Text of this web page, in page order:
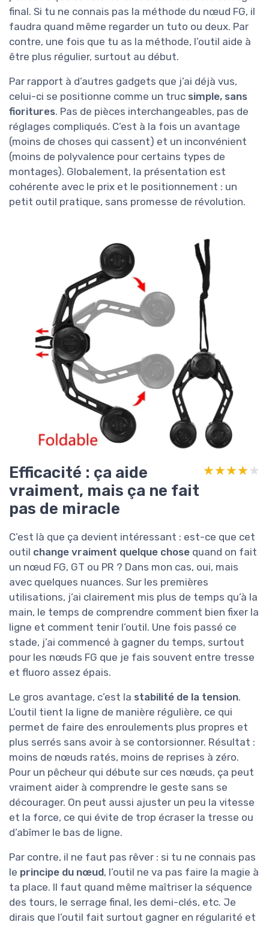
final. Si tu ne connais pas la méthode du nœud FG, il
faudra quand même regarder un tuto ou deux. Par
contre, une fois que tu as la méthode, l’outil aide à
être plus régulier, surtout au début.
Par rapport à d’autres gadgets que j’ai déjà vus,
celui-ci se positionne comme un truc simple, sans
fioritures. Pas de pièces interchangeables, pas de
réglages compliqués. C’est à la fois un avantage
(moins de choses qui cassent) et un inconvénient
(moins de polyvalence pour certains types de
montages). Globalement, la présentation est
cohérente avec le prix et le positionnement : un
petit outil pratique, sans promesse de révolution.
Efficacité : ça aide
vraiment, mais ça ne fait
pas de miracle
★★★★★
★★★★★
C’est là que ça devient intéressant : est-ce que cet
outil change vraiment quelque chose quand on fait
un nœud FG, GT ou PR ? Dans mon cas, oui, mais
avec quelques nuances. Sur les premières
utilisations, j’ai clairement mis plus de temps qu’à la
main, le temps de comprendre comment bien fixer la
ligne et comment tenir l’outil. Une fois passé ce
stade, j’ai commencé à gagner du temps, surtout
pour les nœuds FG que je fais souvent entre tresse
et fluoro assez épais.
Le gros avantage, c’est la stabilité de la tension.
L’outil tient la ligne de manière régulière, ce qui
permet de faire des enroulements plus propres et
plus serrés sans avoir à se contorsionner. Résultat :
moins de nœuds ratés, moins de reprises à zéro.
Pour un pêcheur qui débute sur ces nœuds, ça peut
vraiment aider à comprendre le geste sans se
décourager. On peut aussi ajuster un peu la vitesse
et la force, ce qui évite de trop écraser la tresse ou
d’abîmer le bas de ligne.
Par contre, il ne faut pas rêver : si tu ne connais pas
le principe du nœud, l’outil ne va pas faire la magie à
ta place. Il faut quand même maîtriser la séquence
des tours, le serrage final, les demi-clés, etc. Je
dirais que l’outil fait surtout gagner en régularité et